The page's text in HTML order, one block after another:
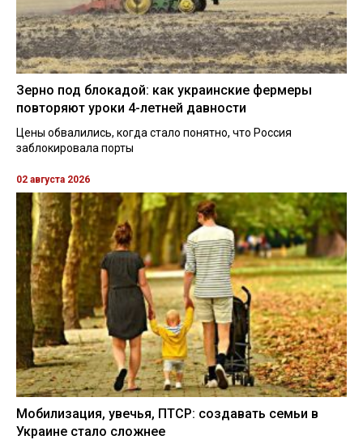
Зерно под блокадой: как украинские фермеры
повторяют уроки 4-летней давности
Цены обвалились, когда стало понятно, что Россия
заблокировала порты
02 августа 2026
Мобилизация, увечья, ПТСР: создавать семьи в
Украине стало сложнее